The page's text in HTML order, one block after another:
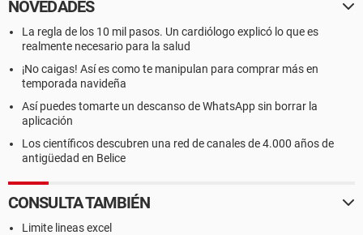
NOVEDADES
La regla de los 10 mil pasos. Un cardiólogo explicó lo que es
realmente necesario para la salud
¡No caigas! Así es como te manipulan para comprar más en
temporada navideña
Así puedes tomarte un descanso de WhatsApp sin borrar la
aplicación
Los científicos descubren una red de canales de 4.000 años de
antigüedad en Belice
CONSULTA TAMBIÉN
Limite lineas excel